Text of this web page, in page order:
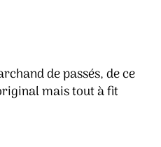
de passés, de ce
mais tout à fit